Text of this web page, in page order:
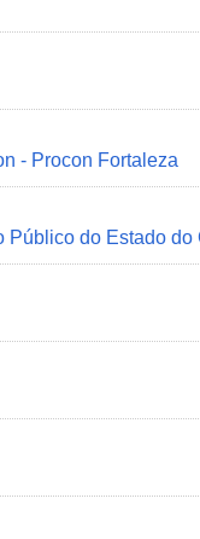
- Procon Fortaleza
do Estado do